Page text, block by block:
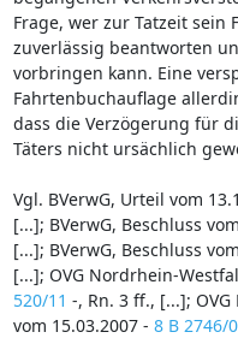
Frage, wer zur Tatzeit sein
zuverlässig beantworten
vorbringen kann. Eine
Fahrtenbuchauflage
dass die Verzögerung für
Täters nicht ursächlich
Vgl. BVerwG, Urteil vom
[...]; BVerwG, Beschluss
[...]; BVerwG, Beschluss
[...]; OVG Nordrhein-
520/11 -, Rn. 3 ff., [...];
vom 15.03.2007 - 8 B 2746/